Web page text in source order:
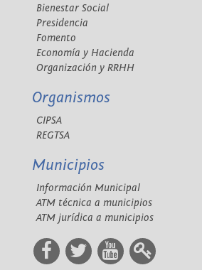
Bienestar Social
Presidencia
Fomento
Economía y Hacienda
Organización y RRHH
Organismos
CIPSA
REGTSA
Municipios
Información Municipal
ATM técnica a municipios
ATM jurídica a municipios